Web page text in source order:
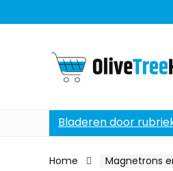
Bladeren door
Home Magnetrons